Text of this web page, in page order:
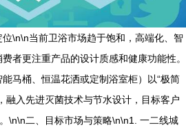
\n\n当前卫浴市场趋于饱和，高端化、智
者更注重产品的设计质感和健康功能性。
马桶、恒温花洒或定制浴室柜）以“极简
融入先进灭菌技术与节水设计，目标客户
\n\n二、目标市场与策略\n\n1. 一二线城